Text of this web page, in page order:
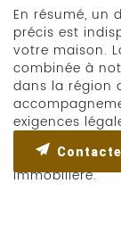
En résumé, un
précis est
votre maison.
combinée à
dans la région
exigences
équipe lors du
DIATEC pour
immobilière.